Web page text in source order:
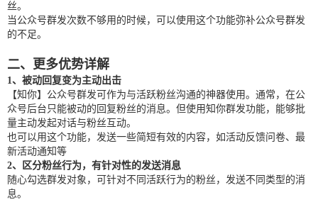
丝。
当公众号群发次数不够用的时候，可以使用这个功能弥补公众号群发
的不足。
二、更多优势详解
1、被动回复变为主动出击
【知你】公众号群发可作为与活跃粉丝沟通的神器使用。通常，在公
众号后台只能被动的回复粉丝的消息。但使用知你群发功能，能够批
量主动发起对话与粉丝互动。
也可以用这个功能，发送一些简短有效的内容，如活动反馈问卷、最
新活动通知等
2、区分粉丝行为，有针对性的发送消息
随心勾选群发对象，可针对不同活跃行为的粉丝，发送不同类型的消
息。